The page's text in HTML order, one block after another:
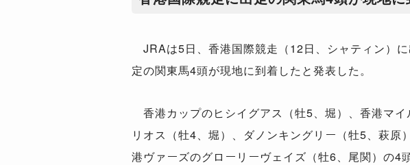
JRAは5日、香港国際競走（12日、シャティン）
定の関東馬4頭が現地に到着したと発表した。
香港カップのヒシイグアス（牡5、堀）、香港マイ
リオス（牡4、堀）、ダノンキングリー（牡5、萩原
港ヴァーズのグローリーヴェイズ（牡6、尾関）の4